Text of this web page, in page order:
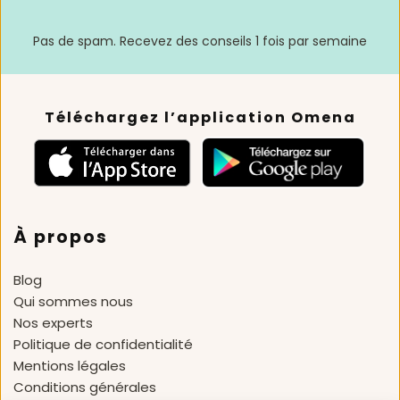
Pas de spam. Recevez des conseils 1 fois par semaine
Téléchargez l’application Omena
À propos
Blog
Qui sommes nous
Nos experts
Politique de confidentialité
Mentions légales
Conditions générales